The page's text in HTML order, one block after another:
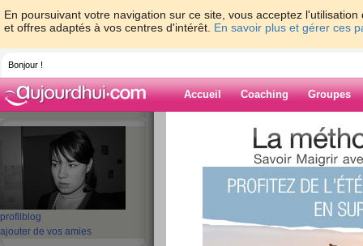
En poursuivant votre navigation sur ce site, vous acceptez
et offres adaptés à vos centres d'intérêt. En savoir plus et gérer ces
Bonjour !
Accueil Coaching Groupes
profil blog
ajouter de vos amies
> DaydreamingCabbie
Blog de